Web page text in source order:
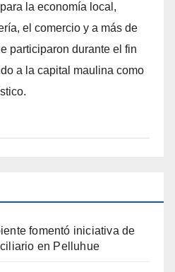
la economía local,
el comercio y a más de
participaron durante el fin
a la capital maulina como
fomentó iniciativa de
en Pelluhue